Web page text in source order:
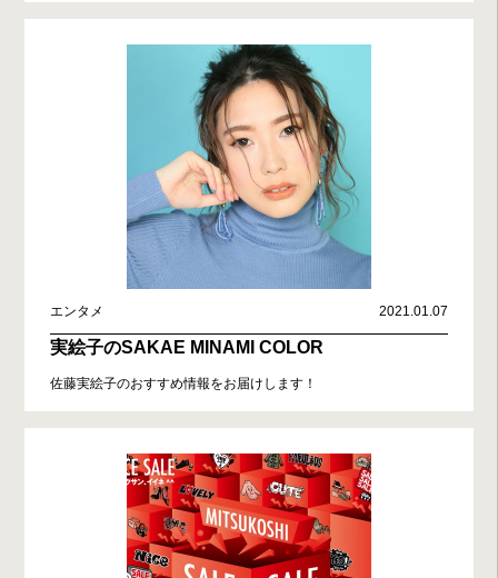
エンタメ 2021.01.07
実絵子のSAKAE MINAMI COLOR
佐藤実絵子のおすすめ情報をお届けします！